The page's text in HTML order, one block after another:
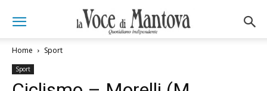
Home Sport
Sport